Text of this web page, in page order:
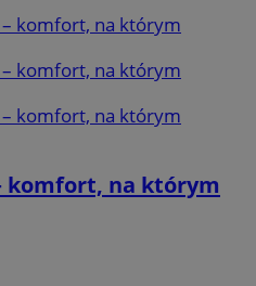
komfort, na którym